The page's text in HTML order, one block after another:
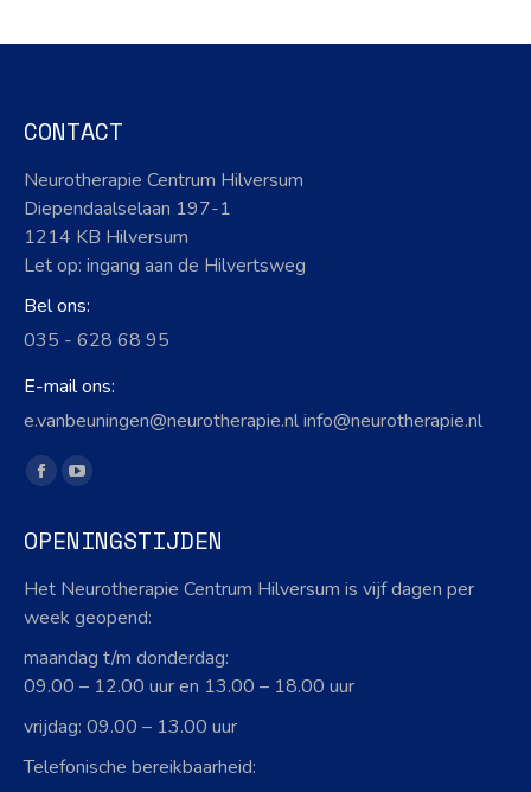
CONTACT
Neurotherapie Centrum Hilversum
Diependaalselaan 197-1
1214 KB Hilversum
Let op: ingang aan de Hilvertsweg
Bel ons:
035 - 628 68 95
E-mail ons:
e.vanbeuningen@neurotherapie.nl info@neurotherapie.nl
Vind ons op:
Facebook
opens
in
new
YouTube
opens
new
OPENINGSTIJDEN
Het Neurotherapie Centrum Hilversum is vijf dagen per
week geopend:
maandag t/m donderdag:
09.00 – 12.00 uur en 13.00 – 18.00 uur
vrijdag: 09.00 – 13.00 uur
Telefonische bereikbaarheid: